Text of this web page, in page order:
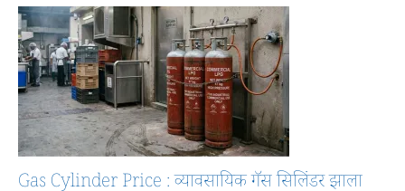
Gas Cylinder Price : व्यावसायिक गॅस सिलिंडर झाला